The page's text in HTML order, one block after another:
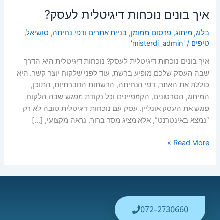
איך בונים נוכחות דיגיטלית לעסק?
בלוג,מיתוג,פרסום ממומן,בניית אתרים ודפי נחיתה, סושיאל,
טיפים /
'misterdi_admin'
איך בונים נוכחות דיגיטלית לעסק? נוכחות דיגיטלית היא הדרך
שבה העסק שלכם מופיע ברשת, עוד לפני שלקוח יוצר קשר. היא
כוללת את האתר, דפי הנחיתה, הרשתות החברתיות, התוכן,
המיתוג, הסרטונים, הקמפיינים וכל נקודת מפגש שבה הלקוח
פוגש את העסק אונליין. עסק עם נוכחות דיגיטלית טובה לא רק
“נמצא באינטרנט”, אלא מציג מסר ברור, נראה מקצועי, […]
Read More »
072-2730660